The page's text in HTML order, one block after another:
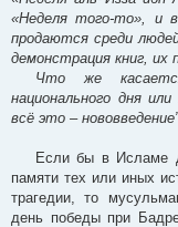
«Неделя того-то», и
продаются среди
демонстрация книг, их
Что же
национального дня
всё это – нововведение”
Если бы в Исламе
памяти тех или иных
трагедии, то
день победы при